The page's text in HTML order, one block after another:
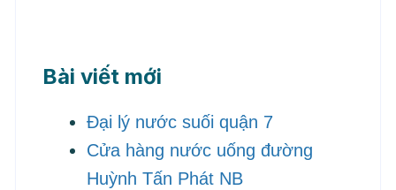
Bài viết mới
Đại lý nước suối quận 7
Cửa hàng nước uống đường
Huỳnh Tấn Phát NB